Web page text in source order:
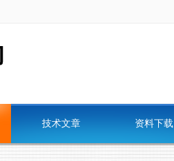
技术文章 资料下载